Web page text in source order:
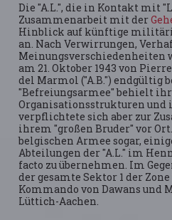
Die "A.L.", die in Kontakt mit
Zusammenarbeit mit der
Hinblick auf künftige
an. Nach Verwirrungen,
Meinungsverschiedenheiten
am 21. Oktober 1943 von
del Marmol ("A.B.") endgültig
"Befreiungsarmee" behielt
Organisationsstrukturen und
verpflichtete sich aber zur
ihrem "großen Bruder" vor
belgischen Armee sogar,
Abteilungen der "A.L." im
facto zu übernehmen. Im
der gesamte Sektor 1 der
Kommando von Dawans und
Lüttich-Aachen.